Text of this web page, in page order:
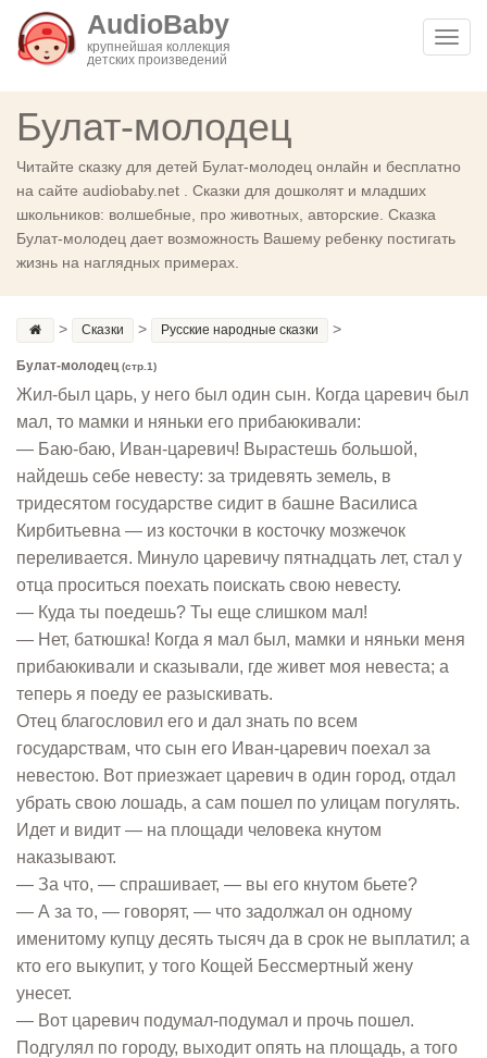
AudioBaby
крупнейшая коллекция
детских произведений
Булат-молодец
Читайте сказку для детей Булат-молодец онлайн и бесплатно
на сайте audiobaby.net . Сказки для дошколят и младших
школьников: волшебные, про животных, авторские. Сказка
Булат-молодец дает возможность Вашему ребенку постигать
жизнь на наглядных примерах.
> Сказки > Русские народные сказки >
Булат-молодец(стр.1)
Жил-был царь, у него был один сын. Когда царевич был
мал, то мамки и няньки его прибаюкивали:
— Баю-баю, Иван-царевич! Вырастешь большой,
найдешь себе невесту: за тридевять земель, в
тридесятом государстве сидит в башне Василиса
Кирбитьевна — из косточки в косточку мозжечок
переливается. Минуло царевичу пятнадцать лет, стал у
отца проситься поехать поискать свою невесту.
— Куда ты поедешь? Ты еще слишком мал!
— Нет, батюшка! Когда я мал был, мамки и няньки меня
прибаюкивали и сказывали, где живет моя невеста; а
теперь я поеду ее разыскивать.
Отец благословил его и дал знать по всем
государствам, что сын его Иван-царевич поехал за
невестою. Вот приезжает царевич в один город, отдал
убрать свою лошадь, а сам пошел по улицам погулять.
Идет и видит — на площади человека кнутом
наказывают.
— За что, — спрашивает, — вы его кнутом бьете?
— А за то, — говорят, — что задолжал он одному
именитому купцу десять тысяч да в срок не выплатил; а
кто его выкупит, у того Кощей Бессмертный жену
унесет.
— Вот царевич подумал-подумал и прочь пошел.
Подгулял по городу, выходит опять на площадь, а того